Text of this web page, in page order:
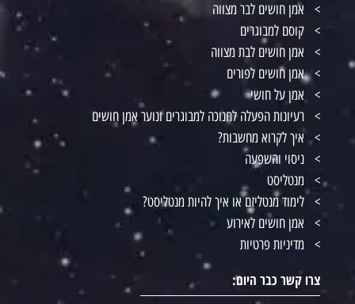
אמן חושים לבר מצווה
קוסם למבוגרים
אמן חושים לבת מצווה
אמן חושים לפורים
אמן על חושי
רעיונות הפעלה לחנוכה למבוגרים ונוער אמן חושים
איך לקרוא מחשבות?
ניסוי והשפעה
מנטליסט
לימוד מנטליזם או איך להיות מנטליסט?
אמן חושים לאירוע
מדיניות פרטיות
צרו קשר כבר היום: